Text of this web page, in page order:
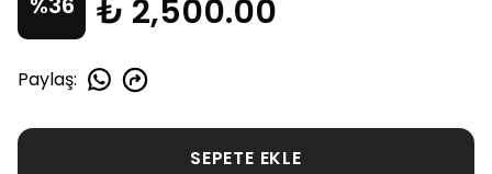
₺ 2,500.00
Paylaş:
SEPETE EKLE